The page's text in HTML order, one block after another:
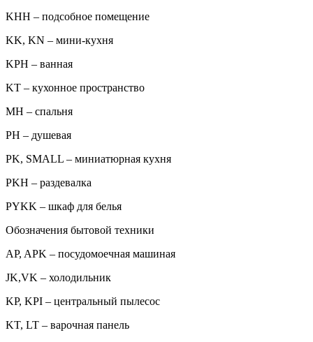
KHH – подсобное помещение
KK, KN – мини-кухня
KPH – ванная
KT – кухонное пространство
MH – спальня
PH – душевая
PK, SMALL – миниатюрная кухня
PKH – раздевалка
PYKK – шкаф для белья
Обозначения бытовой техники
AP, APK – посудомоечная машиная
JK,VK – холодильник
KP, KPI – центральный пылесос
KT, LT – варочная панель